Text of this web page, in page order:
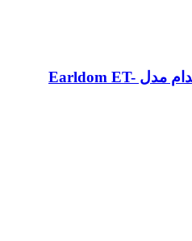
پایه نگهدارنده گیره ایی ارلدام مدل Earldom ET-